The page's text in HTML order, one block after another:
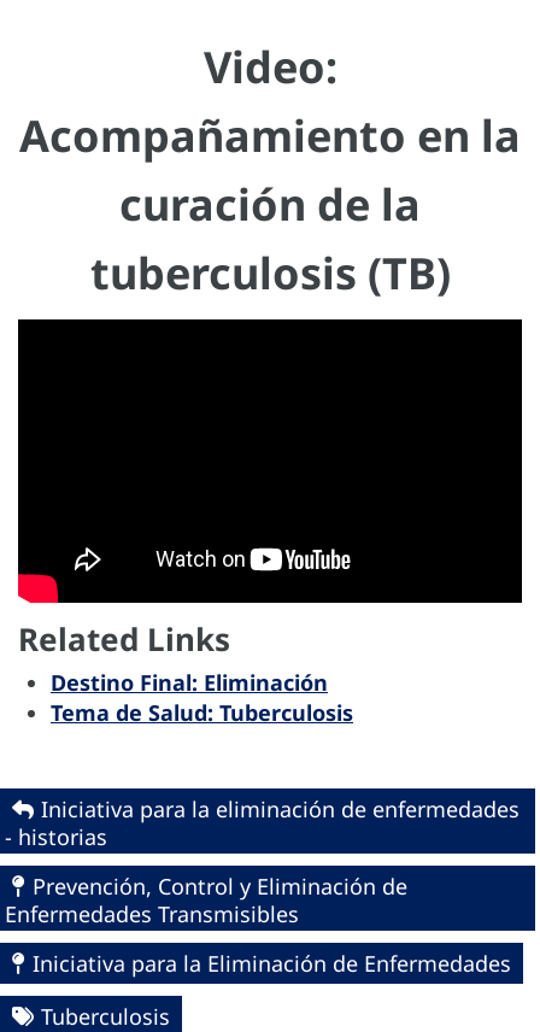
Video:
Acompañamiento en la
curación de la
tuberculosis (TB)
Related Links
Destino Final: Eliminación
Tema de Salud: Tuberculosis
Iniciativa para la eliminación de enfermedades
- historias
Prevención, Control y Eliminación de
Enfermedades Transmisibles
Iniciativa para la Eliminación de Enfermedades
Tuberculosis